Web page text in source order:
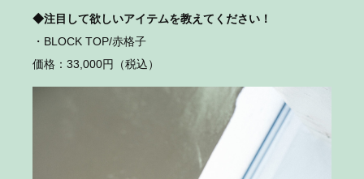
◆注目して欲しいアイテムを教えてください！
・BLOCK TOP/赤格子
価格：33,000円（税込）